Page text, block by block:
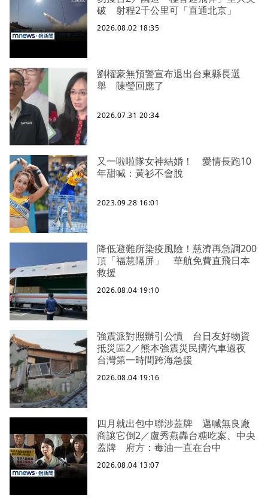
破 射程2千公里可「直通北京」
2026.08.02 18:35
劉櫂豪無預警宣布退出台東縣長選
舉 陳瑩回應了
2026.07.31 20:34
又一啦啦隊女神結婚！ 愛情長跑10
年甜喊：黃衫不會脫
2023.09.28 16:01
降低避難所染疫風險！慈濟再急調200
頂「福慧隔屏」 華航免費直飛日本
救援
2026.08.04 19:10
強震派對照辦引公憤 台日友好物資
抵災區2／熊本強震災民擠汽車過夜
台灣第一時間跨海急援
2026.08.04 19:16
四月就出包中聯涉蓋牌 邁喊無良廠
商讓它倒2／盧秀燕轟台糖吃案、中央
蓋牌 府方：毒油一直在台中
2026.08.04 13:07